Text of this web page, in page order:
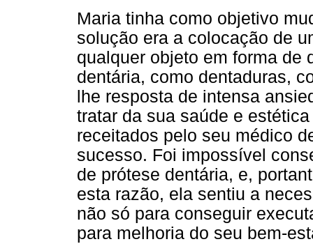
Maria tinha como objetivo
solução era a colocação de
qualquer objeto em forma de
dentária, como dentaduras,
lhe resposta de intensa
tratar da sua saúde e
receitados pelo seu médico
sucesso. Foi impossível
de prótese dentária, e,
esta razão, ela sentiu a
não só para conseguir
para melhoria do seu bem-